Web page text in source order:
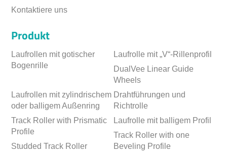
Kontaktiere uns
Produkt
Laufrollen mit gotischer
Bogenrille
Laufrolle mit „V“-Rillenprofil
DualVee Linear Guide
Wheels
Drahtführungen und
Richtrolle
Laufrollen mit zylindrischem
oder balligem Außenring
Laufrolle mit balligem Profil
Track Roller with Prismatic
Profile
Track Roller with one
Beveling Profile
Studded Track Roller